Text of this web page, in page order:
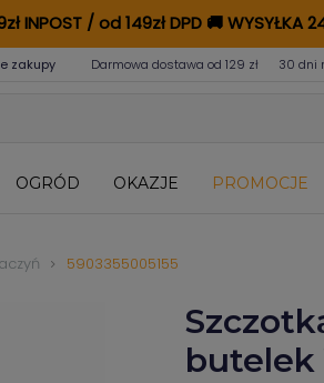
INPOST / od 149zł DPD🚚WYSYŁKA
zakupy Darmowa dostawa od 129 zł 30 dni
OGRÓD OKAZJE PROMOCJE
5903355005155
butelek